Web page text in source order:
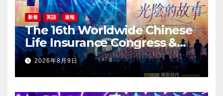
新着 英語 速報
The 16th Worldwide Chinese
Life Insurance Congress &
2026 International Dragon
Award (IDA) Annual
Conference Grandly Held
2026年8月9日